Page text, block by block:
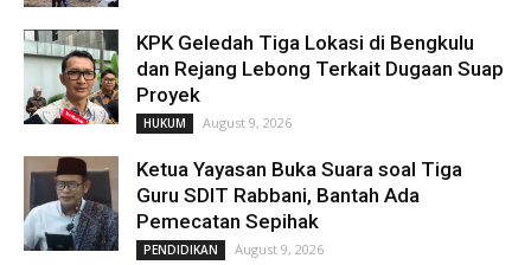
KPK Geledah Tiga Lokasi di Bengkulu
dan Rejang Lebong Terkait Dugaan Suap
Proyek
HUKUM August 9, 2026
Ketua Yayasan Buka Suara soal Tiga
Guru SDIT Rabbani, Bantah Ada
Pemecatan Sepihak
PENDIDIKAN August 9, 2026